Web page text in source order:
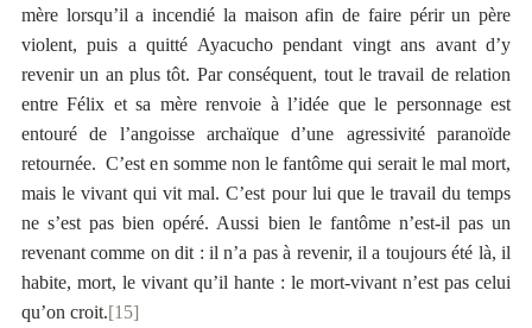
mère lorsqu’il a incendié la maison afin de faire périr un père
violent, puis a quitté Ayacucho pendant vingt ans avant d’y
revenir un an plus tôt. Par conséquent, tout le travail de relation
entre Félix et sa mère renvoie à l’idée que le personnage est
entouré de l’angoisse archaïque d’une agressivité paranoïde
retournée. C’est en somme non le fantôme qui serait le mal mort,
mais le vivant qui vit mal. C’est pour lui que le travail du temps
ne s’est pas bien opéré. Aussi bien le fantôme n’est-il pas un
revenant comme on dit : il n’a pas à revenir, il a toujours été là, il
habite, mort, le vivant qu’il hante : le mort-vivant n’est pas celui
qu’on croit.[15]